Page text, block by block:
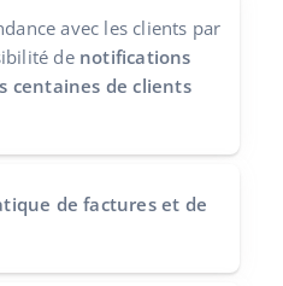
avec les clients par
de notifications
centaines de clients
de factures et de